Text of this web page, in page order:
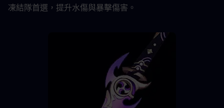
凍結隊首選，提升水傷與暴擊傷害。